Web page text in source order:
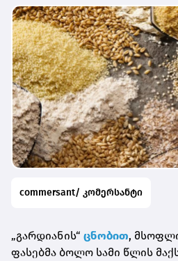
commersant/ კომერსანტი
„გარდიანის“ ცნობით,
ფასებმა ბოლო სამი წლის